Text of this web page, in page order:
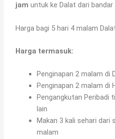
jam untuk ke Dalat dari bandar
Harga bagi 5 hari 4 malam
Harga termasuk:
Penginapan 2 malam di
Penginapan 2 malam di
Pengangkutan Peribadi
lain
Makan 3 kali sehari dari
malam